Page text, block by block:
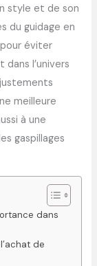
style et de son
du guidage en
éviter
l’univers
meilleure
à une
gaspillages
dans
de